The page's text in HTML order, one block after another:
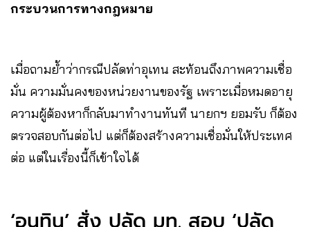
กระบวนการทางกฎหมาย
เมื่อถามย้ำว่ากรณีปลัดท่าอุเทน สะท้อนถึงภาพความเชื่อ
มั่น ความมั่นคงของหน่วยงานของรัฐ เพราะเมื่อหมดอายุ
ความผู้ต้องหาก็กลับมาทำงานทันที นายกฯ ยอมรับ ก็ต้อง
ตรวจสอบกันต่อไป แต่ก็ต้องสร้างความเชื่อมั่นให้ประเทศ
ต่อ แต่ในเรื่องนี้ก็เข้าใจได้